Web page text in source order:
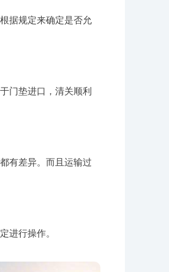
据规定来确定是否允
门垫进口，清关顺利
有差异。而且运输过
进行操作。